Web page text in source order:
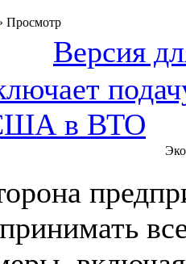
Просмотр
Версия
в ВТО